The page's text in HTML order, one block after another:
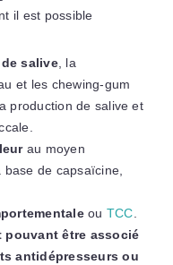
il est possible
salive, la
et les chewing-gum
production de salive et
au moyen
de capsaïcine,
ou TCC
pouvant être associé
antidépresseurs ou